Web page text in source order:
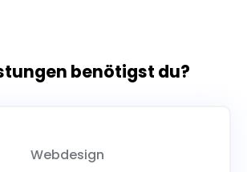
benötigst du?
Webdesign